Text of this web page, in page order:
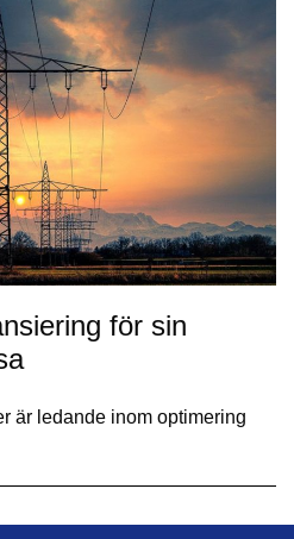
för sin
är ledande inom optimering